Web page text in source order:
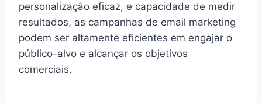
personalização eficaz, e capacidade de medir
resultados, as campanhas de email marketing
podem ser altamente eficientes em engajar o
público-alvo e alcançar os objetivos
comerciais.